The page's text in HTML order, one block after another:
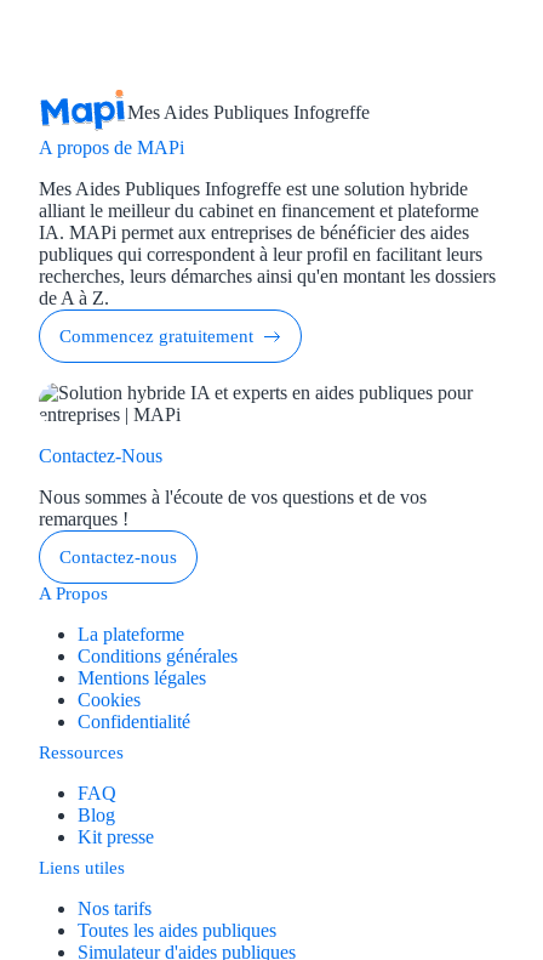
Mes Aides Publiques Infogreffe
A propos de MAPi
Mes Aides Publiques Infogreffe est une solution hybride
alliant le meilleur du cabinet en financement et plateforme
IA. MAPi permet aux entreprises de bénéficier des aides
publiques qui correspondent à leur profil en facilitant leurs
recherches, leurs démarches ainsi qu'en montant les dossiers
de A à Z.
Commencez gratuitement
Contactez-Nous
Nous sommes à l'écoute de vos questions et de vos
remarques !
Contactez-nous
A Propos
La plateforme
Conditions générales
Mentions légales
Cookies
Confidentialité
Ressources
FAQ
Blog
Kit presse
Liens utiles
Nos tarifs
Toutes les aides publiques
Simulateur d'aides publiques